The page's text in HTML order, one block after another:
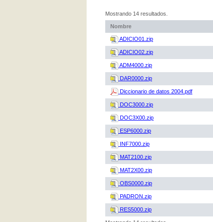
Mostrando 14 resultados.
Nombre
ADICIO01.zip
ADICIO02.zip
ADM4000.zip
DAR0000.zip
Diccionario de datos 2004.pdf
DOC3000.zip
DOC3X00.zip
ESP6000.zip
INF7000.zip
MAT2100.zip
MAT2X00.zip
OBS0000.zip
PADRON.zip
RES5000.zip